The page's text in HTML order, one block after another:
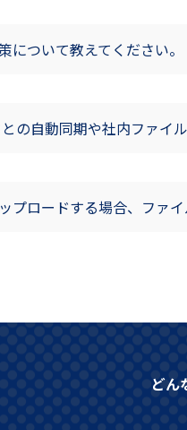
について教えてください。
の自動同期や社内ファイ
プロードする場合、ファ
どん